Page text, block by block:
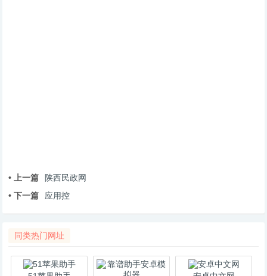
• 上一篇
陕西民政网
• 下一篇
应用控
同类热门网址